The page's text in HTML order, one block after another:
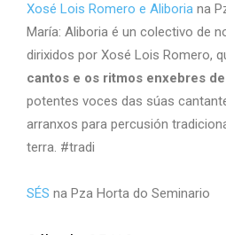
Xosé Lois Romero e Aliboria na
María: Aliboria é un colectivo de
dirixidos por Xosé Lois Romero,
cantos e os ritmos enxebres
potentes voces das súas
arranxos para percusión
terra. #tradi
SÉS na Pza Horta do Seminario